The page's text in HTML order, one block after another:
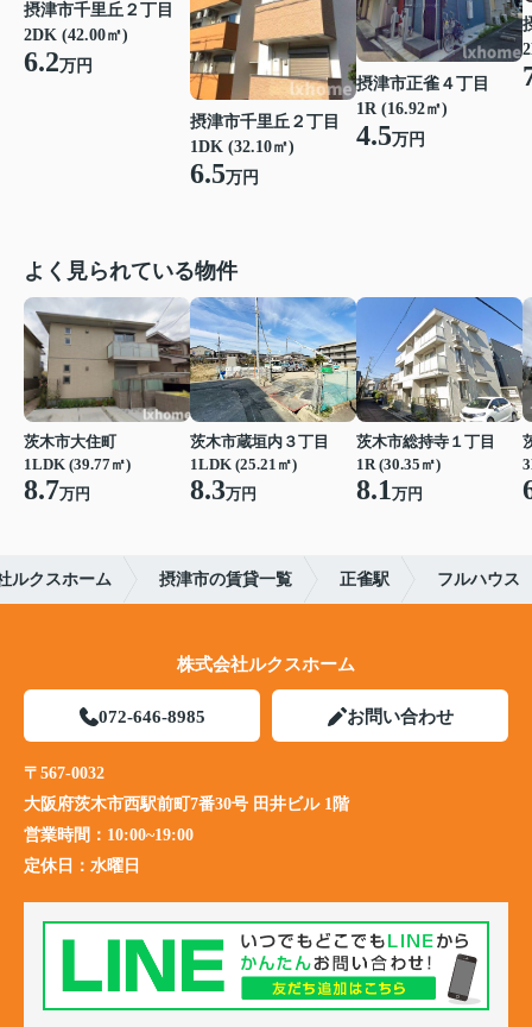
摂津市千里丘２丁目
2DK (42.00㎡)
6.2万円
摂津市千里丘２丁目
1DK (32.10㎡)
6.5万円
摂津市正雀４丁目
1R (16.92㎡)
4.5万円
よく見られている物件
茨木市大住町
1LDK (39.77㎡)
8.7万円
茨木市蔵垣内３丁目
1LDK (25.21㎡)
8.3万円
茨木市総持寺１丁目
1R (30.35㎡)
8.1万円
ルクスホーム 摂津市の賃貸一覧 正雀駅 フルハウス
株式会社ルクスホーム
072-646-8985 お問い合わせ
〒567-0032
大阪府茨木市西駅前町7番30号 田井ビル 1階
営業時間： 10:00~19:00
定休日： 水曜日